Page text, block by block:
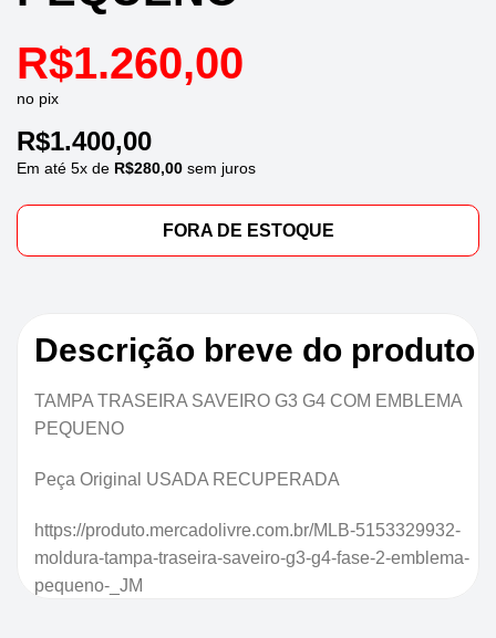
R$1.260,00
no pix
R$1.400,00
Em até 5x de R$280,00 sem juros
FORA DE ESTOQUE
Descrição breve do produto
TAMPA TRASEIRA SAVEIRO G3 G4 COM EMBLEMA
PEQUENO
Peça Original USADA RECUPERADA
https://produto.mercadolivre.com.br/MLB-5153329932-
moldura-tampa-traseira-saveiro-g3-g4-fase-2-emblema-
pequeno-_JM